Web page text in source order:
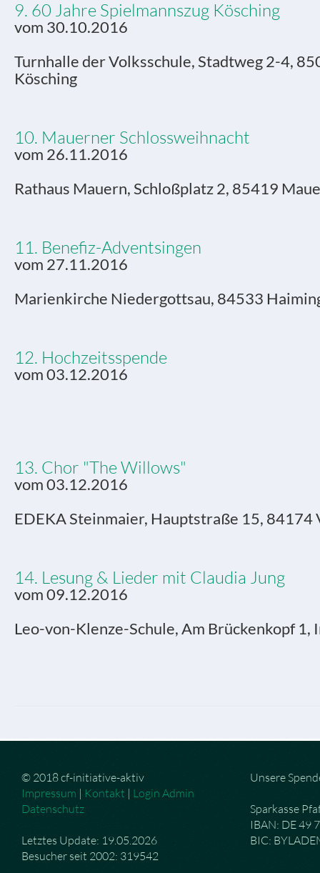
9. 60 Jahre Spielmannszug Kösching
vom 30.10.2016
Turnhalle der Volksschule, Stadtweg 2-4,
Kösching
10. Mauerner Schlossweihnacht
vom 26.11.2016
Rathaus Mauern, Schloßplatz 2, 85419
11. Benefiz-Adventsingen
vom 27.11.2016
Marienkirche Niedergottsau, 84533
12. Hochzeitsspende
vom 03.12.2016
13. Chor "The Willows"
vom 03.12.2016
EDEKA Steinmaier, Hauptstraße 15, 84174
14. Lesung & Lieder mit Claudia Jung
vom 09.12.2016
Leo-von-Klenze-Schule, Am Brückenkopf 1,
© 2018 cf-initiative-aktiv
Impressum | Kontakt | Login Admin
Datenschutz
Letztes Update: 19.05.2026
Besucher seit 2002: 319542
Unsere
Sparkasse
IBAN: DE 49
BIC: